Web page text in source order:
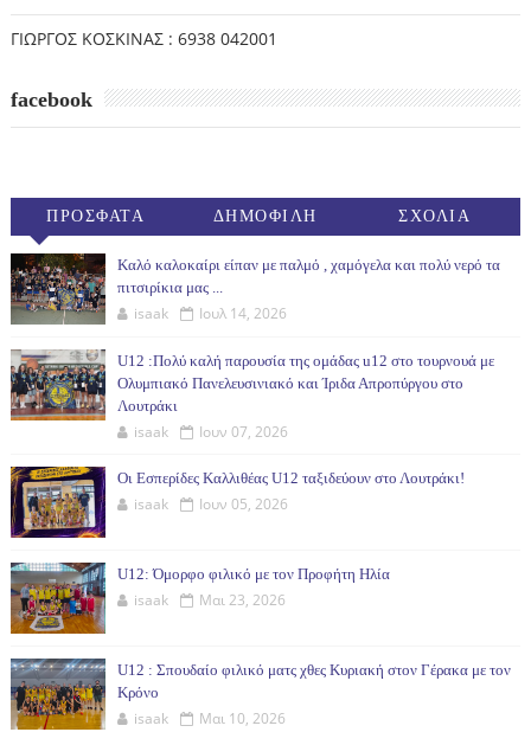
ΓΙΩΡΓΟΣ ΚΟΣΚΙΝΑΣ : 6938 042001
facebook
ΠΡΟΣΦΑΤΑ ΔΗΜΟΦΙΛΗ ΣΧΟΛΙΑ
Καλό καλοκαίρι είπαν με παλμό , χαμόγελα και πολύ νερό τα
πιτσιρίκια μας ...
isaak Ιουλ 14, 2026
U12 :Πολύ καλή παρουσία της ομάδας u12 στο τουρνουά με
Ολυμπιακό Πανελευσινιακό και Ίριδα Απροπύργου στο
Λουτράκι
isaak Ιουν 07, 2026
Οι Εσπερίδες Καλλιθέας U12 ταξιδεύουν στο Λουτράκι!
isaak Ιουν 05, 2026
U12: Όμορφο φιλικό με τον Προφήτη Ηλία
isaak Μαι 23, 2026
U12 : Σπουδαίο φιλικό ματς χθες Κυριακή στον Γέρακα με τον
Κρόνο
isaak Μαι 10, 2026